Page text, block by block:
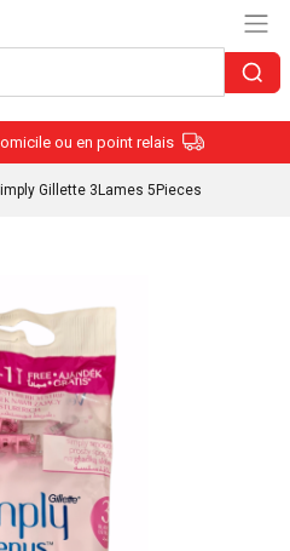
ou en point relais
Gillette 3Lames 5Pieces